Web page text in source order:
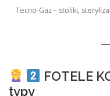
Tecno-Gaz – stoliki,
FOTELE
typy